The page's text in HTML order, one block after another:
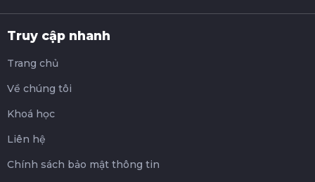
Truy cập nhanh
Trang chủ
Về chúng tôi
Khoá học
Liên hệ
Chính sách bảo mật thông tin